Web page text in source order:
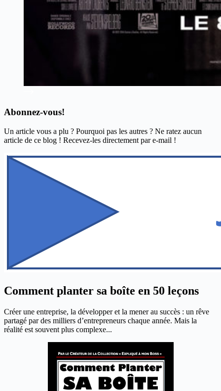
Abonnez-vous!
Un article vous a plu ? Pourquoi pas les autres ? Ne ratez aucun
article de ce blog ! Recevez-les directement par e-mail !
Comment planter sa boîte en 50 leçons
Créer une entreprise, la développer et la mener au succès : un rêve
partagé par des milliers d’entrepreneurs chaque année. Mais la
réalité est souvent plus complexe...